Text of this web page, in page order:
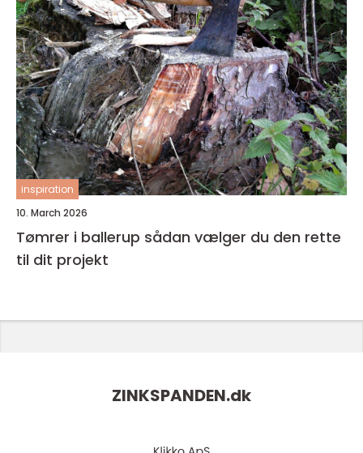
inspiration
10. March 2026
Tømrer i ballerup sådan vælger du den rette
til dit projekt
ZINKSPANDEN.dk